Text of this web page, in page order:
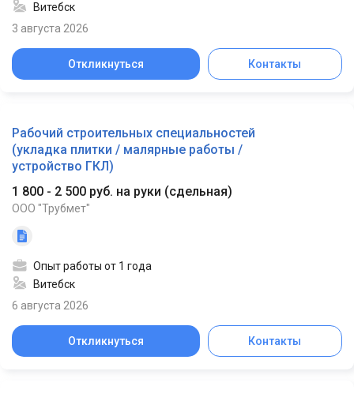
Витебск
3 августа 2026
Откликнуться Контакты
Рабочий строительных специальностей
(укладка плитки / малярные работы /
устройство ГКЛ)
1 800 - 2 500 руб. на руки (сдельная)
ООО "Трубмет"
Опыт работы от 1 года
Витебск
6 августа 2026
Откликнуться Контакты